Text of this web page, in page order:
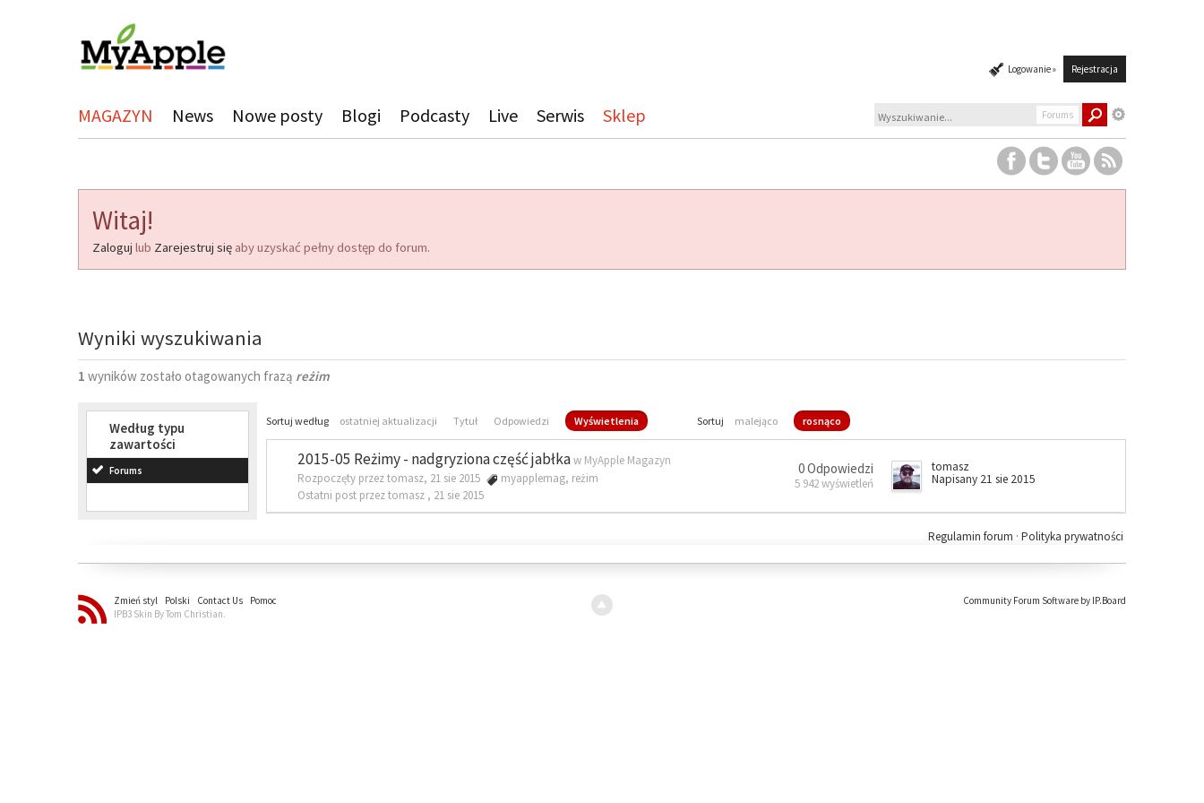
Logowanie » Rejestracja
MAGAZYN News Nowe posty Blogi Podcasty Live Serwis Sklep Forums
Witaj!
Zaloguj lub Zarejestruj się aby uzyskać pełny dostęp do forum.
Wyniki wyszukiwania
1 wyników zostało otagowanych frazą reżim
Według typu
zawartości
Forums
Sortuj według ostatniej aktualizacji Tytuł Odpowiedzi Wyświetlenia Sortuj malejąco rosnąco
2015-05 Reżimy - nadgryziona część jabłkaw MyApple Magazyn
Rozpoczęty przez tomasz, 21 sie 2015
myapplemag, reżim
Ostatni post przez tomasz , 21 sie 2015
0 Odpowiedzi
5 942 wyświetleń
tomasz
Napisany 21 sie 2015
Polityka prywatności
Regulamin forum ·
Zmień styl Polski Contact Us
Pomoc
IPB3 Skin By Tom Christian.
Community Forum Software by IP.Board